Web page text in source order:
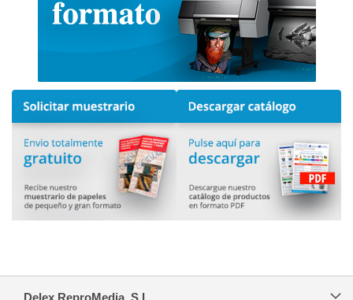
Delex ReproMedia, S.L.